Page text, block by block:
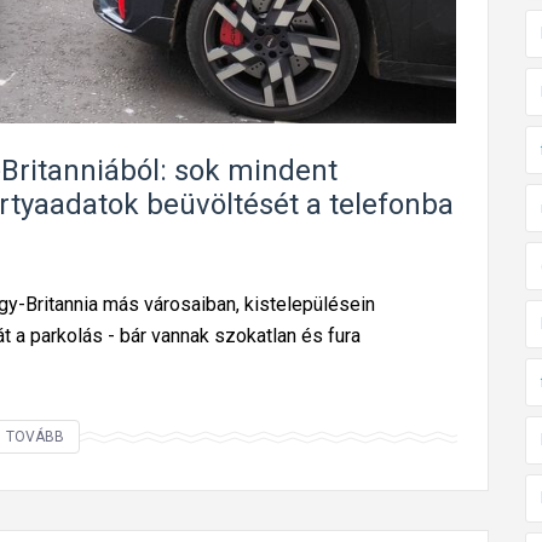
y
n
c
y
f
e
r
m
o
d
e
n
a
ó
s
á
sok mindent
beüvöltését a telefonba
Britannia más városaiban, kistelepülésein
a parkolás - bár vannak szokatlan és fura
TOVÁBB
r
k